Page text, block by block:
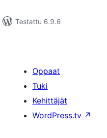
Testattu 6.9.6
Oppaat
Tuki
Kehittäjät
WordPress.tv ↗